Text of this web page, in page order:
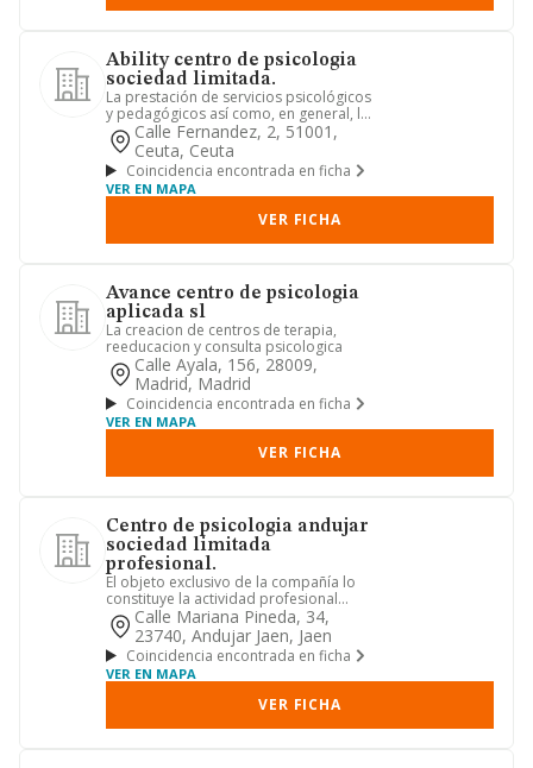
Ability centro de psicologia
sociedad limitada.
La prestación de servicios psicológicos
y pedagógicos así como, en general, la
prestación de servic...
Calle Fernandez, 2, 51001,
Ceuta, Ceuta
Coincidencia encontrada en ficha
VER EN MAPA
VER FICHA
Avance centro de psicologia
aplicada sl
La creacion de centros de terapia,
reeducacion y consulta psicologica
Calle Ayala, 156, 28009,
Madrid, Madrid
Coincidencia encontrada en ficha
VER EN MAPA
VER FICHA
Centro de psicologia andujar
sociedad limitada
profesional.
El objeto exclusivo de la compañía lo
constituye la actividad profesional
propia de la psicología
Calle Mariana Pineda, 34,
23740, Andujar Jaen, Jaen
Coincidencia encontrada en ficha
VER EN MAPA
VER FICHA